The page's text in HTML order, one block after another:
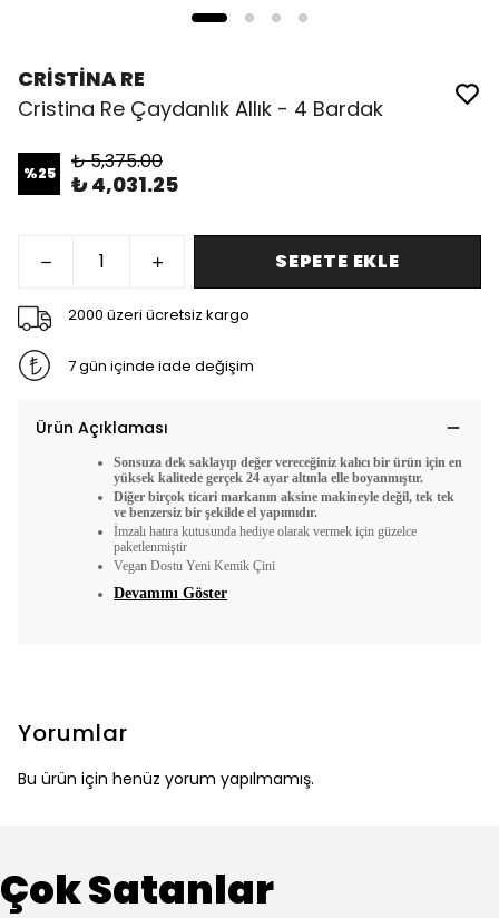
CRİSTİNA RE
Cristina Re Çaydanlık Allık - 4 Bardak
%25 ₺ 5,375.00
₺ 4,031.25
SEPETE EKLE
2000 üzeri ücretsiz kargo
7 gün içinde iade değişim
Ürün Açıklaması
Sonsuza dek saklayıp değer vereceğiniz kalıcı bir ürün için en
yüksek kalitede gerçek 24 ayar altınla elle boyanmıştır.
Diğer birçok ticari markanın aksine makineyle değil, tek tek
ve benzersiz bir şekilde el yapımıdır.
İmzalı hatıra kutusunda hediye olarak vermek için güzelce
paketlenmiştir
Vegan Dostu Yeni Kemik Çini
Devamını Göster
Yorumlar
Bu ürün için henüz yorum yapılmamış.
Çok Satanlar